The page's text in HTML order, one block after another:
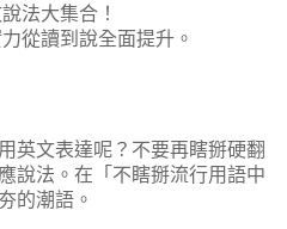
法大集合！
從讀到說全面提升。
英文表達呢？不要再瞎掰硬翻
說法。在「不瞎掰流行用語中
的潮語。